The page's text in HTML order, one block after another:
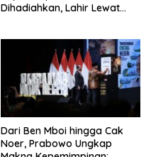
Dihadiahkan, Lahir Lewat
Dari Ben Mboi hingga Cak
Noer, Prabowo Ungkap